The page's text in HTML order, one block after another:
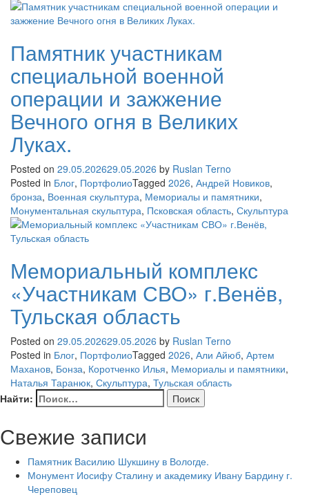
Памятник участникам
специальной военной
операции и зажжение
Вечного огня в Великих
Луках.
Posted on 29.05.202629.05.2026 by Ruslan Terno
Posted in Блог, ПортфолиоTagged 2026, Андрей Новиков,
бронза, Военная скульптура, Мемориалы и памятники,
Монументальная скульптура, Псковская область, Скульптура
Мемориальный комплекс
«Участникам СВО» г.Венёв,
Тульская область
Posted on 29.05.202629.05.2026 by Ruslan Terno
Posted in Блог, ПортфолиоTagged 2026, Али Айюб, Артем
Маханов, Бонза, Коротченко Илья, Мемориалы и памятники,
Наталья Таранюк, Скульптура, Тульская область
Найти:
Свежие записи
Памятник Василию Шукшину в Вологде.
Монумент Иосифу Сталину и академику Ивану Бардину г.
Череповец